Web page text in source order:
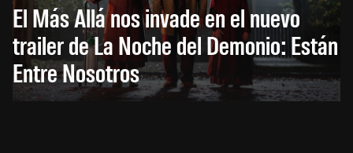
El Más Allá nos invade en el nuevo
trailer de La Noche del Demonio: Están
Entre Nosotros